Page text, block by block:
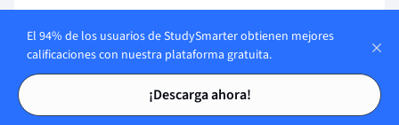
Tarjetas de estudio
Tarjetas de estudio
Tecnologías Emergentes Agrícolas
Eficiencia De Riego
El 94% de los usuarios de StudySmarter obtienen mejores
calificaciones con nuestra plataforma gratuita.
¡Descarga ahora!